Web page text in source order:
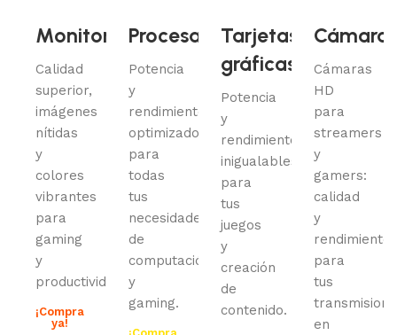
Monitores
Calidad
superior,
imágenes
nítidas
y
colores
vibrantes
para
gaming
y
productividad.
¡Compra
ya!
Procesadores
Potencia
y
rendimiento
optimizados
para
todas
tus
necesidades
de
computación
y
gaming.
Tarjetas
gráficas
Potencia
y
rendimiento
inigualables
para
tus
juegos
y
creación
de
contenido.
Cámaras
Cámaras
HD
para
streamers
y
gamers:
calidad
y
rendimiento
para
tus
en